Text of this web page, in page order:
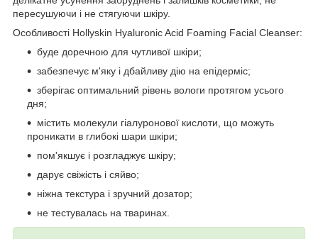
пересушуючи і не стягуючи шкіру.
Особливості Hollyskin Hyaluronic Acid Foaming Facial Cleanser:
буде доречною для чутливої шкіри;
забезпечує м'яку і дбайливу дію на епідерміс;
зберігає оптимальний рівень вологи протягом усього
дня;
містить молекули гіалуронової кислоти, що можуть
проникати в глибокі шари шкіри;
пом'якшує і розгладжує шкіру;
дарує свіжість і сяйво;
ніжна текстура і зручний дозатор;
не тестувалась на тваринах.